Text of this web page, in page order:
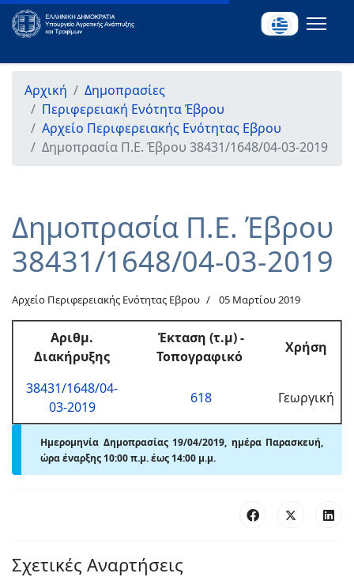
Αρχική
Δημοπρασίες
Περιφερειακή Ενότητα Έβρου
Αρχείο Περιφερειακής Ενότητας Εβρου
Δημοπρασία Π.Ε. Έβρου 38431/1648/04-03-2019
Δημοπρασία Π.Ε. Έβρου
38431/1648/04-03-2019
Αρχείο Περιφερειακής Ενότητας Εβρου 05 Μαρτίου 2019
Αριθμ.
Διακήρυξης
Έκταση (τ.μ) -
Τοπογραφικό
Χρήση
38431/1648/04-
03-2019
618 Γεωργική
Ημερομηνία Δημοπρασίας 19/04/2019, ημέρα Παρασκευή,
ώρα έναρξης 10:00 π.μ. έως 14:00 μ.μ.
Σχετικές Αναρτήσεις